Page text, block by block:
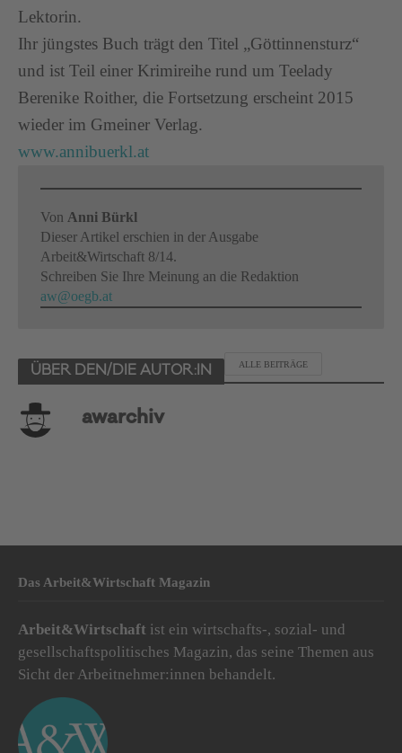
Lektorin.
Ihr jüngstes Buch trägt den Titel „Göttinnensturz“
und ist Teil einer Krimireihe rund um Teelady
Berenike Roither, die Fortsetzung erscheint 2015
wieder im Gmeiner Verlag.
www.annibuerkl.at
Von Anni Bürkl
Dieser Artikel erschien in der Ausgabe
Arbeit&Wirtschaft 8/14.
Schreiben Sie Ihre Meinung an die Redaktion
aw@oegb.at
ÜBER DEN/DIE AUTOR:IN
ALLE BEITRÄGE
awarchiv
Das Arbeit&Wirtschaft Magazin
Arbeit&Wirtschaft ist ein wirtschafts-, sozial- und
gesellschaftspolitisches Magazin, das seine Themen aus
Sicht der Arbeitnehmer:innen behandelt.